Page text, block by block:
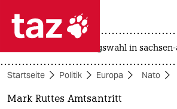
 taz zahl ich
taz zahl ich
landtagswahl in
Startseite Politik Europa Nato
Mark Ruttes Amtsantritt